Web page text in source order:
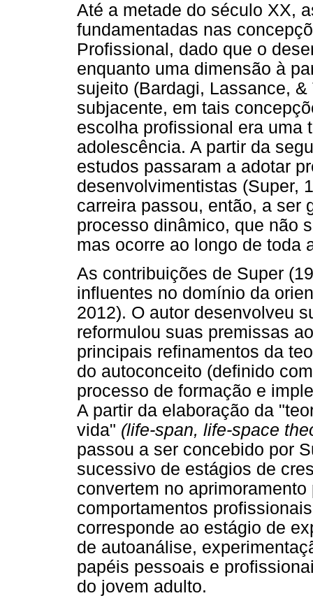
Até a metade do século XX,
fundamentadas nas
Profissional, dado que o
enquanto uma dimensão à
sujeito (Bardagi, Lassance,
subjacente, em tais
escolha profissional era uma
adolescência. A partir da
estudos passaram a adotar
desenvolvimentistas (Super,
carreira passou, então, a ser
processo dinâmico, que não
mas ocorre ao longo de toda
As contribuições de Super
influentes no domínio da
2012). O autor desenvolveu
reformulou suas premissas
principais refinamentos da
do autoconceito (definido
processo de formação e
A partir da elaboração da
vida" (life-span, life-space
passou a ser concebido por
sucessivo de estágios de
convertem no
comportamentos
corresponde ao estágio de
de autoanálise,
papéis pessoais e
do jovem adulto.